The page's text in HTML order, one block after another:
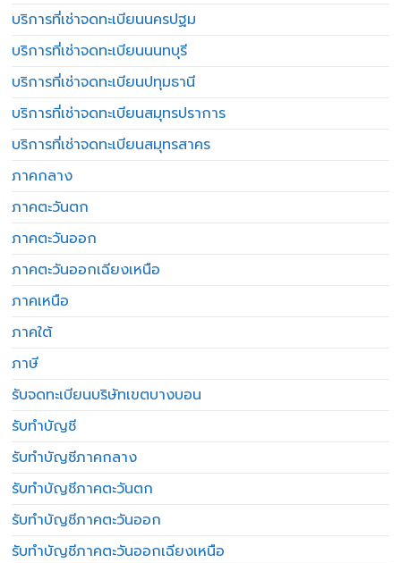
บริการที่เช่าจดทะเบียนนครปฐม
บริการที่เช่าจดทะเบียนนนทบุรี
บริการที่เช่าจดทะเบียนปทุมธานี
บริการที่เช่าจดทะเบียนสมุทรปราการ
บริการที่เช่าจดทะเบียนสมุทรสาคร
ภาคกลาง
ภาคตะวันตก
ภาคตะวันออก
ภาคตะวันออกเฉียงเหนือ
ภาคเหนือ
ภาคใต้
ภาษี
รับจดทะเบียนบริษัทเขตบางบอน
รับทำบัญชี
รับทำบัญชีภาคกลาง
รับทำบัญชีภาคตะวันตก
รับทำบัญชีภาคตะวันออก
รับทำบัญชีภาคตะวันออกเฉียงเหนือ